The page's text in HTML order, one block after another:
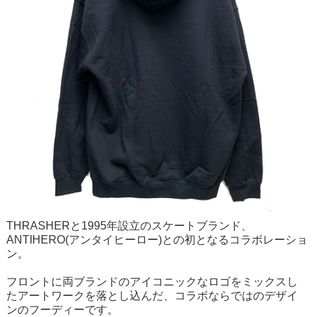
THRASHERと1995年設立のスケートブランド、
ANTIHERO(アンタイヒーロー)との初となるコラボレーショ
ン。
フロントに両ブランドのアイコニックなロゴをミックスし
たアートワークを落とし込んだ、コラボならではのデザイ
ンのフーディーです。